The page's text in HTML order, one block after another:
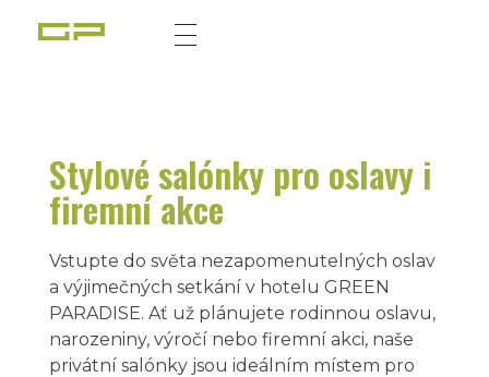
Stylové salónky pro oslavy i
firemní akce
Vstupte do světa nezapomenutelných oslav
a výjimečných setkání v hotelu GREEN
PARADISE. Ať už plánujete rodinnou oslavu,
narozeniny, výročí nebo firemní akci, naše
privátní salónky jsou ideálním místem pro